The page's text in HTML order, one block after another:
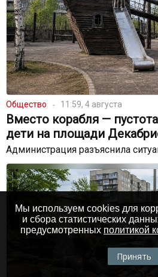
Общество 11:59, 4 августа
Вместо корабля —
дети на площади
Администрация разъяснила
Мы используем cookies для
и сбора статистических
предусмотренных политикой
Принять